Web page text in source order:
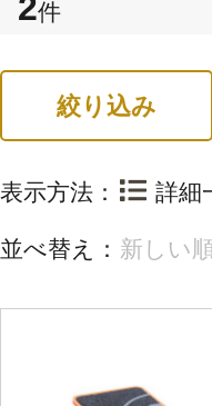
件
絞り込み
表示方法： 詳細
並べ替え： 新しい